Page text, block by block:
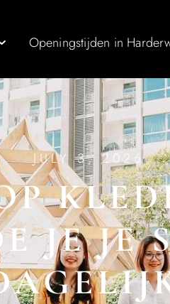
Openingstijden in
JULY 3, 2026
JE JE